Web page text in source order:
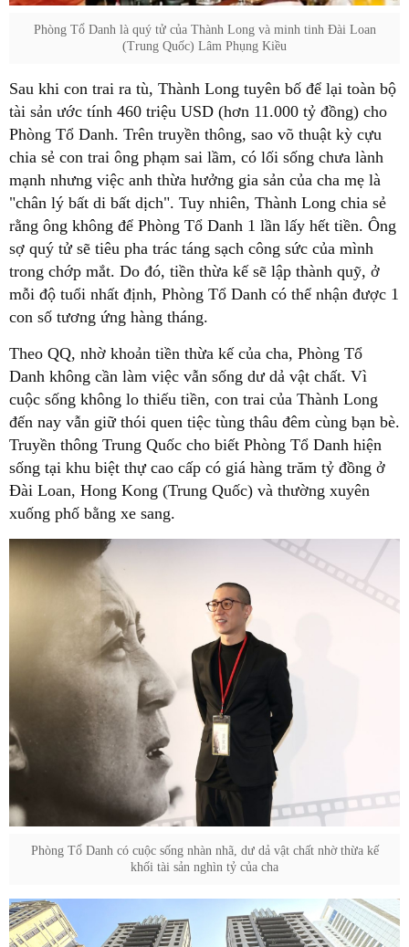
Phòng Tổ Danh là quý tử của Thành Long và minh tinh Đài Loan
(Trung Quốc) Lâm Phụng Kiều
Sau khi con trai ra tù, Thành Long tuyên bố để lại toàn bộ
tài sản ước tính 460 triệu USD (hơn 11.000 tỷ đồng) cho
Phòng Tổ Danh. Trên truyền thông, sao võ thuật kỳ cựu
chia sẻ con trai ông phạm sai lầm, có lối sống chưa lành
mạnh nhưng việc anh thừa hưởng gia sản của cha mẹ là
"chân lý bất di bất dịch". Tuy nhiên, Thành Long chia sẻ
rằng ông không để Phòng Tổ Danh 1 lần lấy hết tiền. Ông
sợ quý tử sẽ tiêu pha trác táng sạch công sức của mình
trong chớp mắt. Do đó, tiền thừa kế sẽ lập thành quỹ, ở
mỗi độ tuổi nhất định, Phòng Tổ Danh có thể nhận được 1
con số tương ứng hàng tháng.
Theo QQ, nhờ khoản tiền thừa kế của cha, Phòng Tổ
Danh không cần làm việc vẫn sống dư dả vật chất. Vì
cuộc sống không lo thiếu tiền, con trai của Thành Long
đến nay vẫn giữ thói quen tiệc tùng thâu đêm cùng bạn bè.
Truyền thông Trung Quốc cho biết Phòng Tổ Danh hiện
sống tại khu biệt thự cao cấp có giá hàng trăm tỷ đồng ở
Đài Loan, Hong Kong (Trung Quốc) và thường xuyên
xuống phố bằng xe sang.
Phòng Tổ Danh có cuộc sống nhàn nhã, dư dả vật chất nhờ thừa kế
khối tài sản nghìn tỷ của cha